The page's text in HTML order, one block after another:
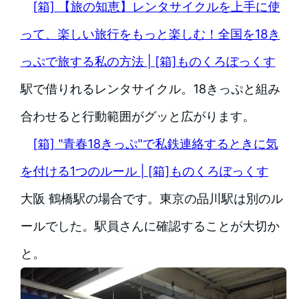
[箱] 【旅の知恵】レンタサイクルを上手に使
って、楽しい旅行をもっと楽しむ！全国を18き
っぷで旅する私の方法 | [箱]ものくろぼっくす
駅で借りれるレンタサイクル。18きっぷと組み
合わせると行動範囲がグッと広がります。
[箱] "青春18きっぷ"で私鉄連絡するときに気
を付ける1つのルール | [箱]ものくろぼっくす
大阪 鶴橋駅の場合です。東京の品川駅は別のル
ールでした。駅員さんに確認することが大切か
と。